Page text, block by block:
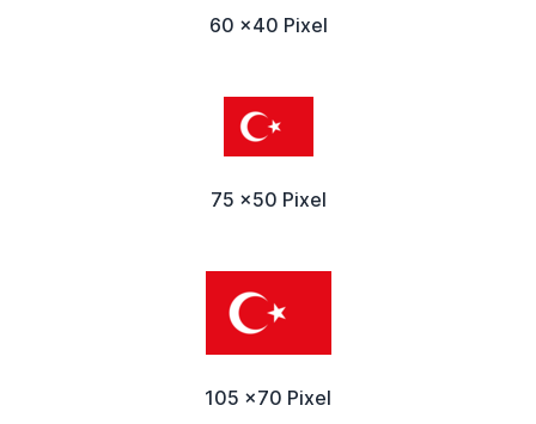
60 x40 Pixel
75 x50 Pixel
105 x70 Pixel